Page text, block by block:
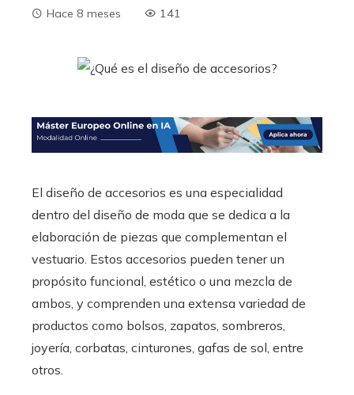
Hace 8 meses
141
El diseño de accesorios es una especialidad
dentro del diseño de moda que se dedica a la
elaboración de piezas que complementan el
vestuario. Estos accesorios pueden tener un
propósito funcional, estético o una mezcla de
ambos, y comprenden una extensa variedad de
productos como bolsos, zapatos, sombreros,
joyería, corbatas, cinturones, gafas de sol, entre
otros.